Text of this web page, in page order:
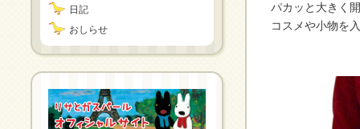
日記
おしらせ
パカッと大きく
コスメや小物を